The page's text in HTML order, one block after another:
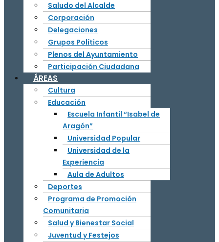
Saludo del Alcalde
Corporación
Delegaciones
Grupos Políticos
Plenos del Ayuntamiento
Participación Ciudadana
ÁREAS
Cultura
Educación
Escuela Infantil “Isabel de
Aragón”
Universidad Popular
Universidad de la
Experiencia
Aula de Adultos
Deportes
Programa de Promoción
Comunitaria
Salud y Bienestar Social
Juventud y Festejos